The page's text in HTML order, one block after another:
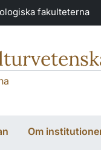
fakulteterna
Om